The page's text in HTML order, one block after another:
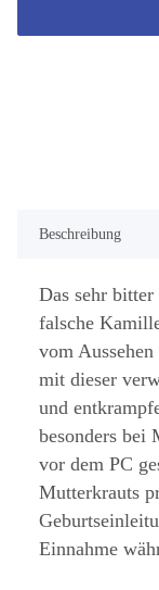
Beschreibung
Das sehr
falsche
vom
mit dieser
und
besonders bei
vor dem PC
Mutterkrauts
Einnahme